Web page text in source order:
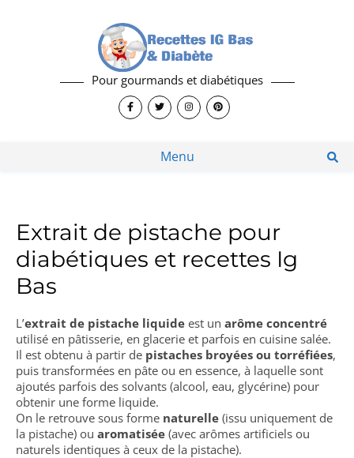
Pour gourmands et diabétiques
Menu
Extrait de pistache pour
diabétiques et recettes Ig
Bas
L’extrait de pistache liquide est un arôme concentré
utilisé en pâtisserie, en glacerie et parfois en cuisine salée.
Il est obtenu à partir de pistaches broyées ou torréfiées,
puis transformées en pâte ou en essence, à laquelle sont
ajoutés parfois des solvants (alcool, eau, glycérine) pour
obtenir une forme liquide.
On le retrouve sous forme naturelle (issu uniquement de
la pistache) ou aromatisée (avec arômes artificiels ou
naturels identiques à ceux de la pistache).